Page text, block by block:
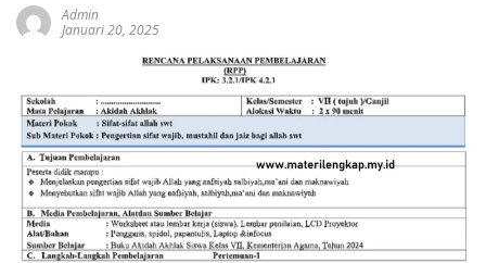
n
g
k
a
p
Admin
Januari 20, 2025